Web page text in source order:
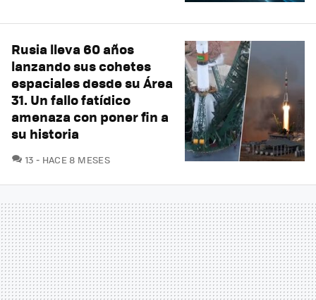
Rusia lleva 60 años
lanzando sus cohetes
espaciales desde su Área
31. Un fallo fatídico
amenaza con poner fin a
su historia
13 COMENTARIOS
HACE 8 MESES